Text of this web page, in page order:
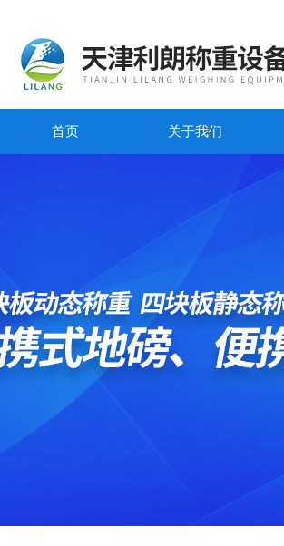
首页 关于我们